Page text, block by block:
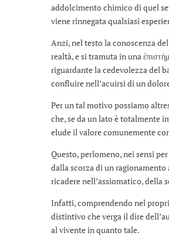
addolcimento chimico di quel
viene rinnegata qualsiasi
Anzi, nel testo la conoscenza
realtà, e si tramuta in una
riguardante la cedevolezza del
confluire nell’acuirsi di un
Per un tal motivo possiamo
che, se da un lato è totalmente
elude il valore comunemente
Questo, perlomeno, nei sensi
dalla scorza di un ragionamento
ricadere nell’assiomatico, della
Infatti, comprendendo nel
distintivo che verga il dire
al vivente in quanto tale.